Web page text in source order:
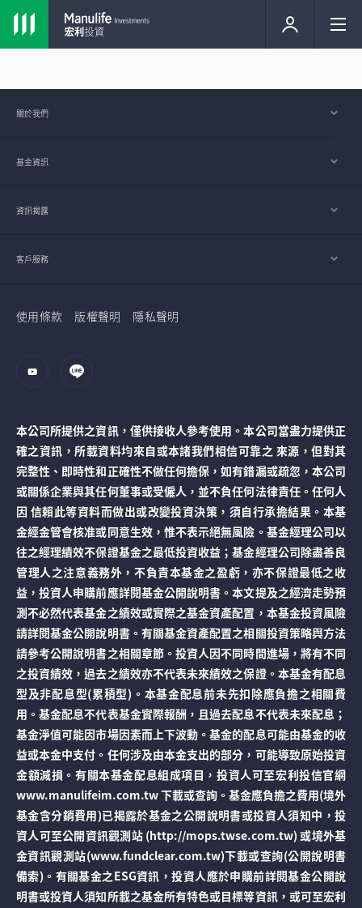
關於我們
基金資訊
資訊揭露
客戶服務
使用條款 版權聲明 隱私聲明
本公司所提供之資訊，僅供接收人參考使用。本公司當盡力提供正
確之資訊，所載資料均來自或本諸我們相信可靠之 來源，但對其
完整性、即時性和正確性不做任何擔保，如有錯漏或疏忽，本公司
或關係企業與其任何董事或受僱人，並不負任何法律責任。任何人
因 信賴此等資料而做出或改變投資決策，須自行承擔結果。本基
金經金管會核准或同意生效，惟不表示絕無風險。基金經理公司以
往之經理績效不保證基金之最低投資收益；基金經理公司除盡善良
管理人之注意義務外，不負責本基金之盈虧，亦不保證最低之收
益，投資人申購前應詳閱基金公開說明書。本文提及之經濟走勢預
測不必然代表基金之績效或實際之基金資產配置，本基金投資風險
請詳閱基金公開說明書。有關基金資產配置之相關投資策略與方法
請參考公開說明書之相關章節。投資人因不同時間進場，將有不同
之投資績效，過去之績效亦不代表未來績效之保證。本基金有配息
型及非配息型(累積型)。本基金配息前未先扣除應負擔之相關費
用。基金配息不代表基金實際報酬，且過去配息不代表未來配息；
基金淨值可能因市場因素而上下波動。基金的配息可能由基金的收
益或本金中支付。任何涉及由本金支出的部分，可能導致原始投資
金額減損。有關本基金配息組成項目，投資人可至宏利投信官網
www.manulifeim.com.tw 下載或查詢。基金應負擔之費用(境外
基金含分銷費用)已揭露於基金之公開說明書或投資人須知中，投
資人可至公開資訊觀測站 (http://mops.twse.com.tw) 或境外基
金資訊觀測站(www.fundclear.com.tw)下載或查詢(公開說明書
備索)。有關基金之ESG資訊，投資人應於申購前詳閱基金公開說
明書或投資人須知所載之基金所有特色或目標等資訊，或可至宏利